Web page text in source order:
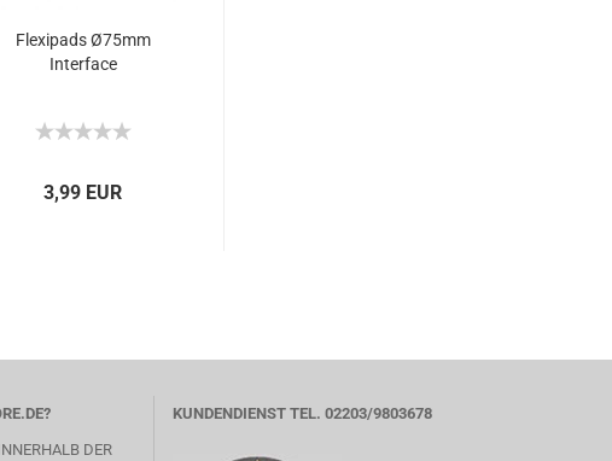
Flexipads Ø75mm
Interface
3,99 EUR
DER
KUNDENDIENST TEL. 02203/9803678